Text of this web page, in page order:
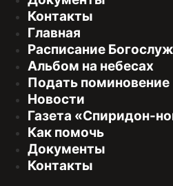
Контакты
Главная
Расписание
Альбом на небесах
Подать поминовение
Новости
Газета «Спиридон-
Как помочь
Документы
Контакты